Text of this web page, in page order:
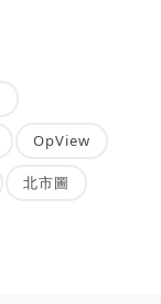
OpView
北市圖